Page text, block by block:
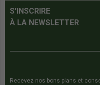
S'INSCRIRE
À LA NEWSLETTER
Recevez nos bons plans et